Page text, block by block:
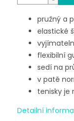
pružný a
elastické
flexibilní
sedí na
v patě
tenisky je
Detailní